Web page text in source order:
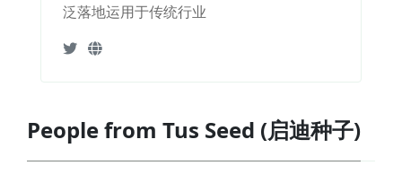
泛落地运用于传统行业
People from Tus Seed (启迪种子)